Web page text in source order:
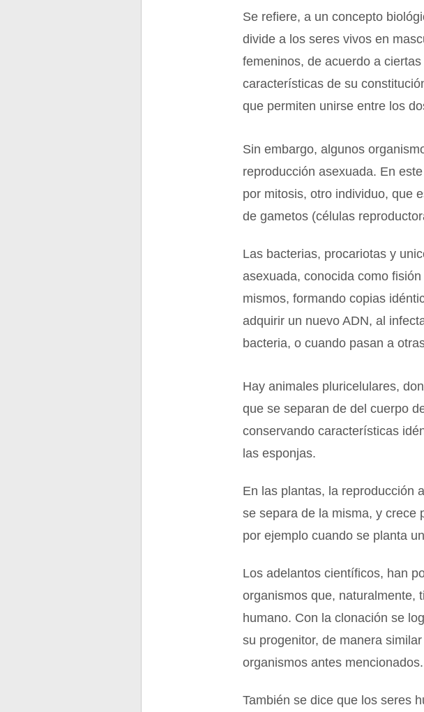
Se refiere, a un concepto
divide a los seres vivos en
femeninos, de acuerdo a ciertas
características de su
que permiten unirse entre los
Sin embargo, algunos
reproducción asexuada. En
por mitosis, otro individuo, que
de gametos (células
Las bacterias, procariotas y
asexuada, conocida como
mismos, formando copias
adquirir un nuevo ADN, al
bacteria, o cuando pasan a
Hay animales pluricelulares,
que se separan de del cuerpo
conservando características
las esponjas.
En las plantas, la reproducción
se separa de la misma, y crece
por ejemplo cuando se planta
Los adelantos científicos, han
organismos que, naturalmente,
humano. Con la clonación se
su progenitor, de manera
organismos antes mencionados.
También se dice que los seres